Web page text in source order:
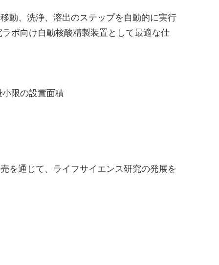
動、洗浄、溶出のステップを自動的に実行
ボ向け自動核酸精製装置として最適な仕
限の設置面積
を通じて、ライフサイエンス研究の発展を